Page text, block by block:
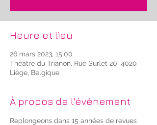
Heure et lieu
26 mars 2023, 15:00
Théâtre du Trianon, Rue Surlet 20, 4020
Liège, Belgique
À propos de l'événement
Replongeons dans 15 années de revues